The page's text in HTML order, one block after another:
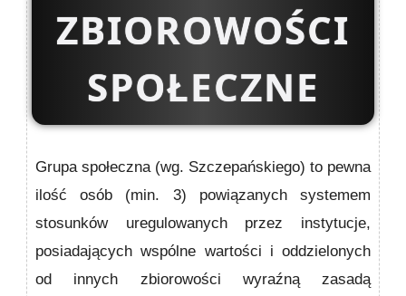
ZBIOROWOŚCI
SPOŁECZNE
Grupa społeczna (wg. Szczepańskiego) to pewna
ilość osób (min. 3) powiązanych systemem
stosunków uregulowanych przez instytucje,
posiadających wspólne wartości i oddzielonych
od innych zbiorowości wyraźną zasadą